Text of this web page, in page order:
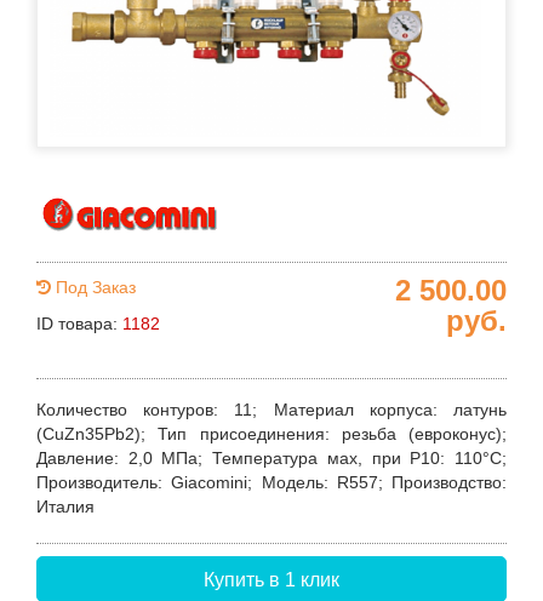
Под Заказ
ID товара: 1182
2 500.00
руб.
Количество контуров: 11; Материал корпуса: латунь
(CuZn35Pb2);Тип присоединения: резьба (евроконус);
Давление: 2,0 МПа;Температура мах, при P10: 110°С;
Производитель: Giacomini; Модель: R557; Производство:
Италия
Купить в 1 клик